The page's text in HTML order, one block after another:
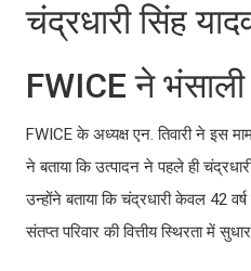
चंद्रधारी सिंह
FWICE ने
FWICE के अध्यक्ष एन. तिवारी ने इस
ने बताया कि उत्पादन ने पहले ही
उन्होंने बताया कि चंद्रधारी केवल 42
संतप्त परिवार की वित्तीय स्थिरता में